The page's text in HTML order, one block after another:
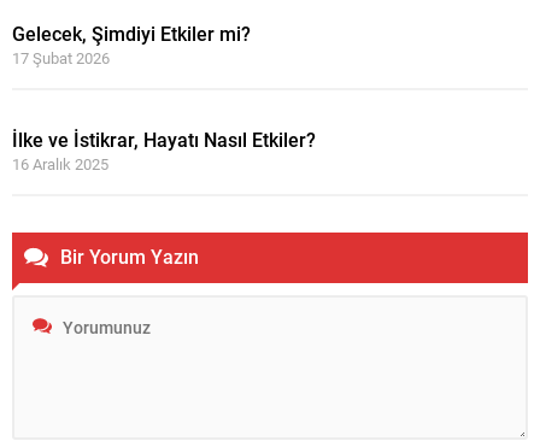
Gelecek, Şimdiyi Etkiler mi?
17 Şubat 2026
İlke ve İstikrar, Hayatı Nasıl Etkiler?
16 Aralık 2025
Bir Yorum Yazın